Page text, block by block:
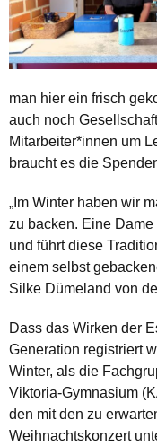
man hier ein frisch
auch noch
Mitarbeiter*innen um
braucht es die
„Im Winter haben wir
zu backen. Eine
und führt diese
einem selbst
Silke Dümeland von
Dass das Wirken der
Generation registriert
Winter, als die
Viktoria-Gymnasium
den mit den zu
Weihnachtskonzert